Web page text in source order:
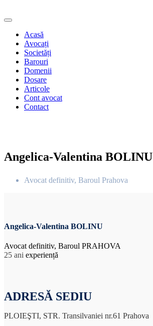
Acasă
Avocați
Societăți
Barouri
Domenii
Dosare
Articole
Cont avocat
Contact
Angelica-Valentina BOLINU
Avocat definitiv, Baroul Prahova
Angelica-Valentina BOLINU
Avocat definitiv, Baroul PRAHOVA
25 ani experiență
ADRESĂ SEDIU
PLOIEŞTI, STR. Transilvaniei nr.61 Prahova